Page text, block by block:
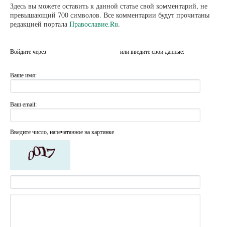
Здесь вы можете оставить к данной статье свой комментарий, не
превышающий 700 символов. Все комментарии будут прочитаны
редакцией портала Православие.Ru.
Войдите через или введите свои данные:
Ваше имя:
Ваш email:
Введите число, напечатанное на картинке